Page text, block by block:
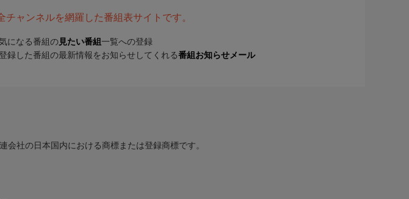
ャンネルを網羅した番組表サイトです。
になる番組の 見たい番組 一覧への登録
録した番組の最新情報をお知らせしてくれる番組お知らせメール
会社の日本国内における商標または登録商標です。